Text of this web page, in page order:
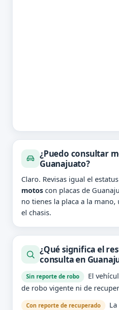
¿Puedo consultar
Guanajuato?
Claro. Revisas igual el
motos con placas de
no tienes la placa a la mano,
el chasis.
¿Qué significa el
consulta en
Sin reporte de robo
El
de robo vigente ni de
Con reporte de recuperado